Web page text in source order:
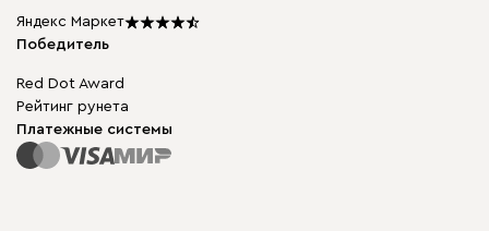
Подарочные сертификаты
Мы в прессе
Яндекс Маркет
Победитель
Red Dot Award
Рейтинг рунета
Платежные системы